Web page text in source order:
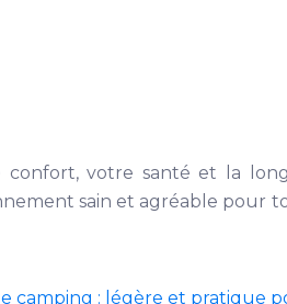
votre santé et la
sain et agréable pour
camping : légère et pratique